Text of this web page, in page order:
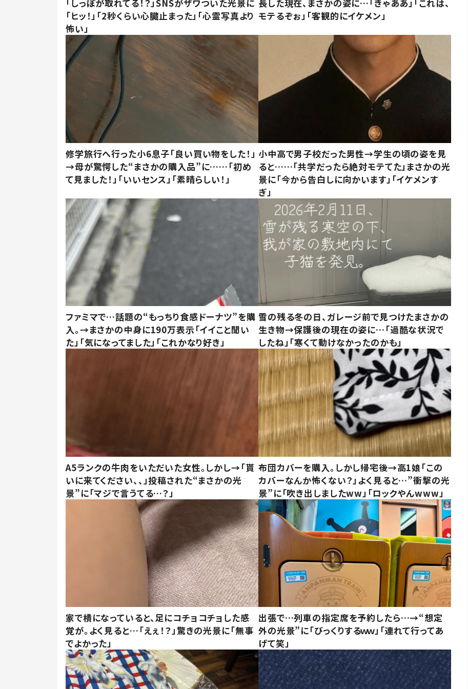
「しっぽが取れてる！？」SNSがザワついた光景に
「ヒッ！」「2秒くらい心臓止まった」「心霊写真より
怖い」
長した現在、まさかの姿に…「きゃああ」「これは、
モテるぞぉ」「客観的にイケメン」
修学旅行へ行った小6息子「良い買い物をした！」
→母が驚愕した“まさかの購入品”に……「初め
て見ました！」「いいセンス」「素晴らしい！」
小中高で男子校だった男性→学生の頃の姿を見
ると……「共学だったら絶対モテてた」まさかの光
景に「今から告白しに向かいます」「イケメンす
ぎ」
ファミマで…話題の“もっちり食感ドーナツ”を購
入。→まさかの中身に190万表示「イイこと聞い
た」「気になってました」「これかなり好き」
雪の残る冬の日、ガレージ前で見つけたまさかの
生き物→保護後の現在の姿に…「過酷な状況で
したね」「寒くて動けなかったのかも」
A5ランクの牛肉をいただいた女性。しかし→「貰
いに来てください、、」投稿された“まさかの光
景”に「マジで言うてる…？」
布団カバーを購入。しかし帰宅後→高1娘「この
カバーなんか怖くない？」よく見ると…”衝撃の光
景”に「吹き出しましたww」「ロックやんwww」
家で横になっていると、足にコチョコチョした感
覚が。よく見ると…「えぇ！？」驚きの光景に「無事
でよかった」
出張で…列車の指定席を予約したら…→“想定
外の光景”に「びっくりするｗｗ」「連れて行ってあ
げて笑」